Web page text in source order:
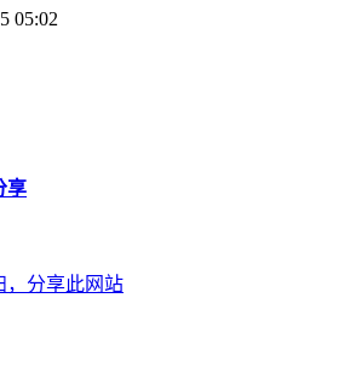
05:02
享
，分享此网站